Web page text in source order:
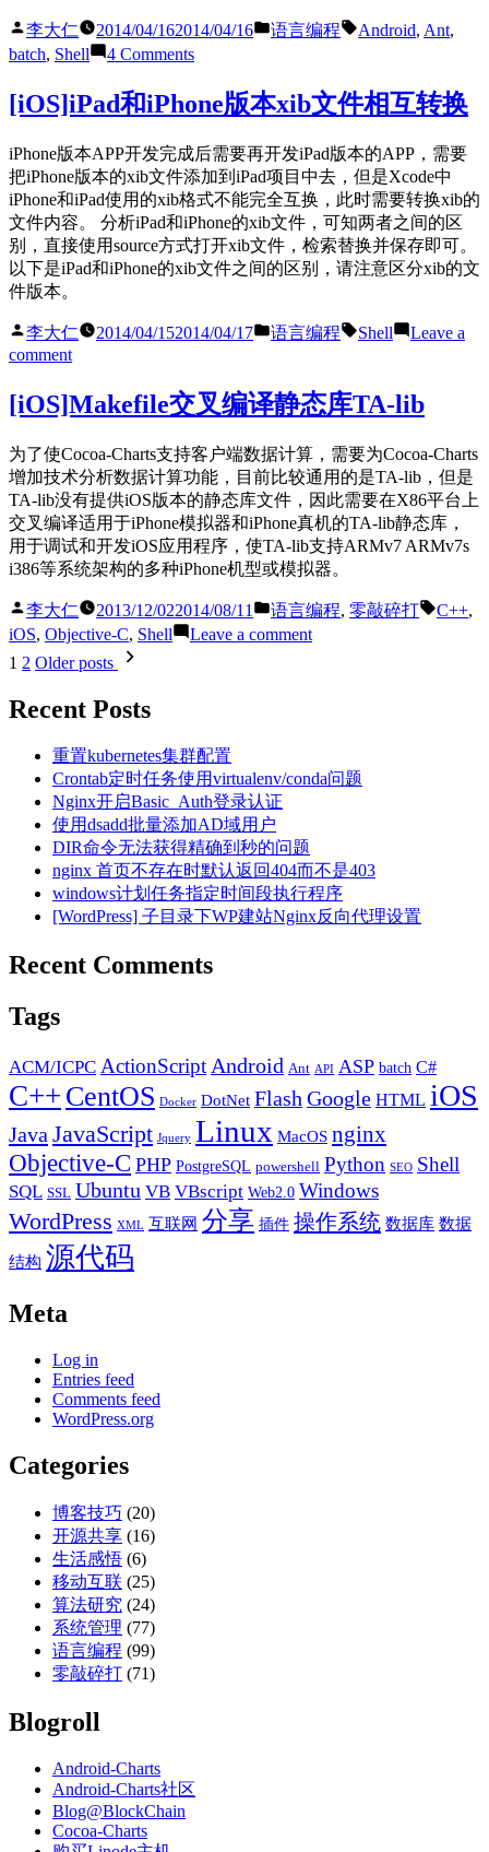
Posted
by
李大仁 2014/04/162014/04/16
Posted
语言编程 Tags:
Android, Ant,
batch, Shell 4 Commentson
用
进
行
单
体
测
试
覆
分
[iOS]iPad和iPhone版本xib文件相互转换
iPhone版本APP开发完成后需要再开发iPad版本的APP，需要
把iPhone版本的xib文件添加到iPad项目中去，但是Xcode中
iPhone和iPad使用的xib格式不能完全互换，此时需要转换xib的
文件内容。 分析iPad和iPhone的xib文件，可知两者之间的区
别，直接使用source方式打开xib文件，检索替换并保存即可。
以下是iPad和iPhone的xib文件之间的区别，请注意区分xib的文
件版本。
Posted
by
李大仁 2014/04/152014/04/17
Posted
语言编程 Tags:
Shell
Leave a
commenton
和
iPhone
本
xib
文
件
相
互
换
[iOS]Makefile交叉编译静态库TA-lib
为了使Cocoa-Charts支持客户端数据计算，需要为Cocoa-Charts
增加技术分析数据计算功能，目前比较通用的是TA-lib，但是
TA-lib没有提供iOS版本的静态库文件，因此需要在X86平台上
交叉编译适用于iPhone模拟器和iPhone真机的TA-lib静态库，
用于调试和开发iOS应用程序，使TA-lib支持ARMv7 ARMv7s
i386等系统架构的多种iPhone机型或模拟器。
Posted
by
李大仁 2013/12/022014/08/11
Posted
语言编程, 零敲碎打 Tags:
C++,
iOS, Objective-C, Shell Leave a commenton
态
Posts
1 2 Older posts
Recent Posts
重置kubernetes集群配置
Crontab定时任务使用virtualenv/conda问题
Nginx开启Basic_Auth登录认证
使用dsadd批量添加AD域用户
DIR命令无法获得精确到秒的问题
nginx 首页不存在时默认返回404而不是403
windows计划任务指定时间段执行程序
[WordPress] 子目录下WP建站Nginx反向代理设置
Recent Comments
Tags
ACM/ICPC ActionScript Android Ant API ASP batch C#
C++ CentOS Docker DotNet Flash Google HTML iOS
Java JavaScript Jquery Linux MacOS nginx
Objective-C PHP PostgreSQL powershell Python SEO Shell
SQL SSL Ubuntu VB VBscript Web2.0 Windows
WordPress XML 互联网 分享 插件 操作系统 数据库 数据
结构 源代码
Meta
Log in
Entries feed
Comments feed
WordPress.org
Categories
博客技巧 (20)
开源共享 (16)
生活感悟 (6)
移动互联 (25)
算法研究 (24)
系统管理 (77)
语言编程 (99)
零敲碎打 (71)
Blogroll
Android-Charts
Android-Charts社区
Blog@BlockChain
Cocoa-Charts